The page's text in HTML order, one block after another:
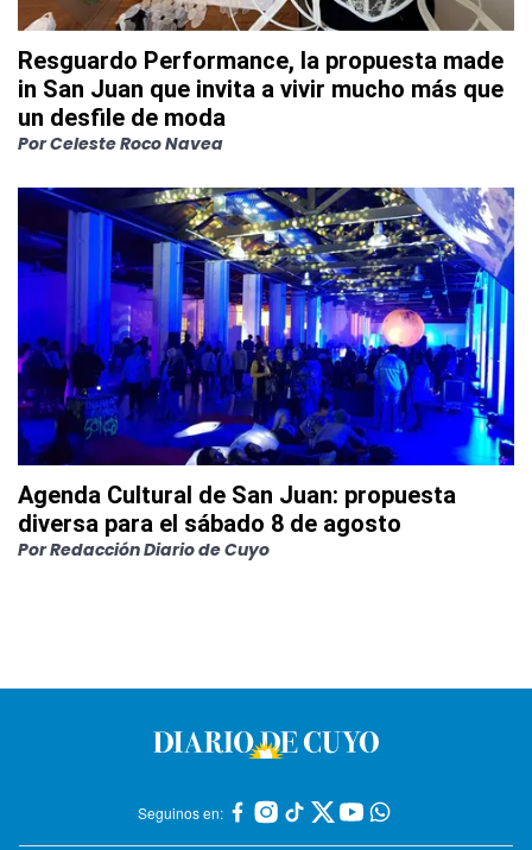
Resguardo Performance, la propuesta made
in San Juan que invita a vivir mucho más que
un desfile de moda
PorCeleste Roco Navea
Agenda Cultural de San Juan: propuesta
diversa para el sábado 8 de agosto
PorRedacción Diario de Cuyo
Seguinos en: